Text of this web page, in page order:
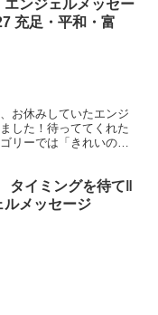
エンジェルメッセー
充足・平和・富
お休みしていたエンジ
した！待っててくれた
リーでは「きれいのモ
イミングを待て‖
ルメッセージ